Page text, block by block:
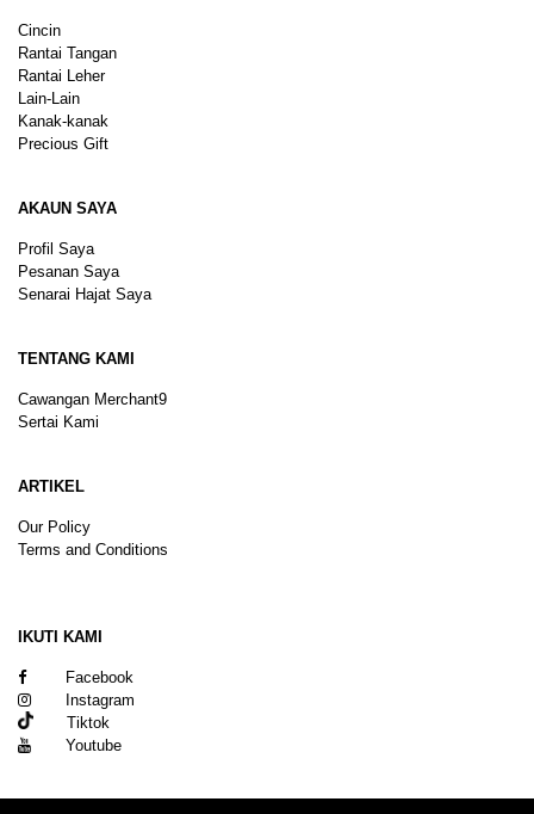
Cincin
Rantai Tangan
Rantai Leher
Lain-Lain
Kanak-kanak
Precious Gift
AKAUN SAYA
Profil Saya
Pesanan Saya
Senarai Hajat Saya
TENTANG KAMI
Cawangan Merchant9
Sertai Kami
ARTIKEL
Our Policy
Terms and Conditions
IKUTI KAMI
Facebook
Instagram
Tiktok
Youtube